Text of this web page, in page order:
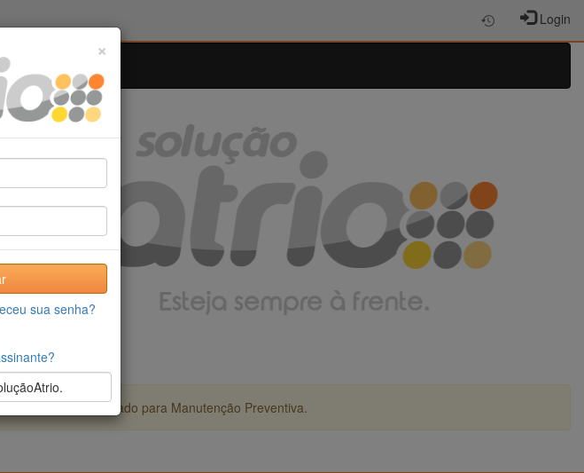
Login
de Brasília), reservado para Manutenção Preventiva.
×
sua senha?